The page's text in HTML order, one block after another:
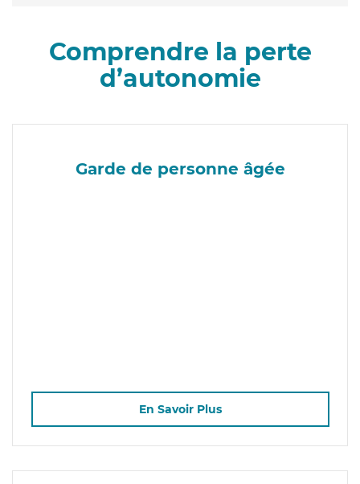
Comprendre la perte
d’autonomie
Garde de personne âgée
En Savoir Plus